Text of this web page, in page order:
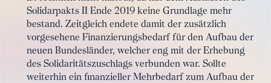
Solidarpakts II Ende 2019 keine Grundlage mehr
bestand. Zeitgleich endete damit der zusätzlich
vorgesehene Finanzierungsbedarf für den Aufbau der
neuen Bundesländer, welcher eng mit der Erhebung
des Solidaritätszuschlags verbunden war. Sollte
weiterhin ein finanzieller Mehrbedarf zum Aufbau der